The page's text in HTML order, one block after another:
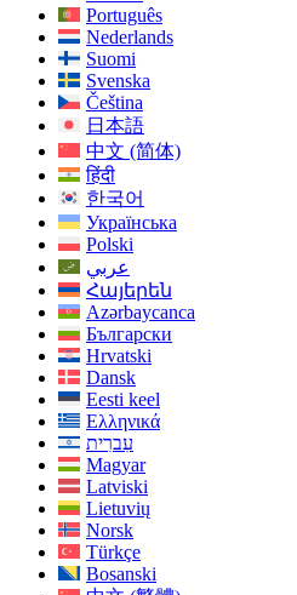
Português
Nederlands
Suomi
Svenska
Čeština
日本語
中文 (简体)
हिंदी
한국어
Українська
Polski
عربي
Հայերեն
Azərbaycanca
Български
Hrvatski
Dansk
Eesti keel
Ελληνικά
עִברִית
Magyar
Latviski
Lietuvių
Norsk
Türkçe
Bosanski